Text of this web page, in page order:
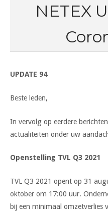
NETEX
UPDATE 94
Beste leden,
In vervolg op eerdere
actualiteiten onder uw
Openstelling TVL Q3 2021
TVL Q3 2021 opent op 31
oktober om 17:00 uur.
bij een minimaal omzetverlies